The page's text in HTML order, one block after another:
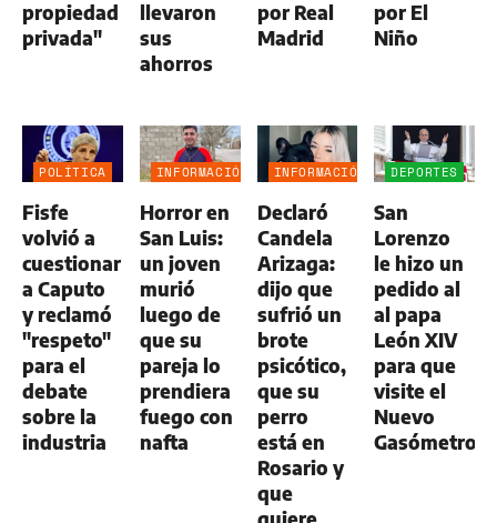
propiedad
privada"
llevaron
sus
ahorros
por Real
Madrid
por El
Niño
POLÍTICA
Fisfe
volvió a
cuestionar
a Caputo
y reclamó
"respeto"
para el
debate
sobre la
industria
INFORMACIÓN
Horror en
San Luis:
un joven
murió
luego de
que su
pareja lo
prendiera
fuego con
nafta
INFORMACIÓN
Declaró
Candela
Arizaga:
dijo que
sufrió un
brote
psicótico,
que su
perro
está en
Rosario y
que
DEPORTES
San
Lorenzo
le hizo un
pedido al
al papa
León XIV
para que
visite el
Nuevo
Gasómetro